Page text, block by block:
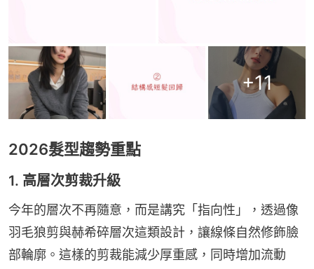
+11
2026髮型趨勢重點
1. 高層次剪裁升級
今年的層次不再隨意，而是講究「指向性」，透過像
羽毛狼剪與赫希碎層次這類設計，讓線條自然修飾臉
部輪廓。這樣的剪裁能減少厚重感，同時增加流動